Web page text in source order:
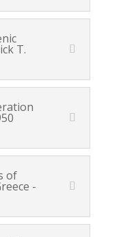
T.
of
-